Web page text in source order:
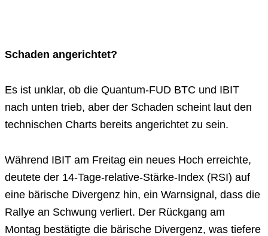
Schaden angerichtet?
Es ist unklar, ob die Quantum-FUD BTC und IBIT
nach unten trieb, aber der Schaden scheint laut den
technischen Charts bereits angerichtet zu sein.
Während IBIT am Freitag ein neues Hoch erreichte,
deutete der 14-Tage-relative-Stärke-Index (RSI) auf
eine bärische Divergenz hin, ein Warnsignal, dass die
Rallye an Schwung verliert. Der Rückgang am
Montag bestätigte die bärische Divergenz, was tiefere